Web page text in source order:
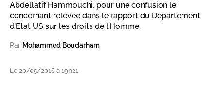
Abdellatif Hammouchi, pour une confusion le
concernant relevée dans le rapport du Département
d’Etat US sur les droits de l’Homme.
Par Mohammed Boudarham
Le 20/05/2016 à 19h21